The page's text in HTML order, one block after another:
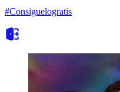
#Consiguelogratis